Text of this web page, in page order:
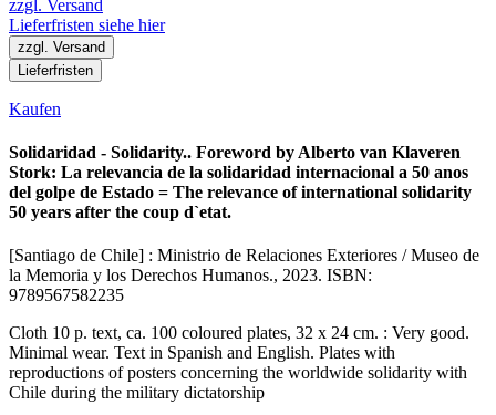
zzgl. Versand
Lieferfristen siehe hier
zzgl. Versand
Lieferfristen
Kaufen
Solidaridad - Solidarity.. Foreword by Alberto van Klaveren
Stork: La relevancia de la solidaridad internacional a 50 anos
del golpe de Estado = The relevance of international solidarity
50 years after the coup d`etat.
[Santiago de Chile] : Ministrio de Relaciones Exteriores / Museo de
la Memoria y los Derechos Humanos., 2023. ISBN:
9789567582235
Cloth 10 p. text, ca. 100 coloured plates, 32 x 24 cm. : Very good.
Minimal wear. Text in Spanish and English. Plates with
reproductions of posters concerning the worldwide solidarity with
Chile during the military dictatorship